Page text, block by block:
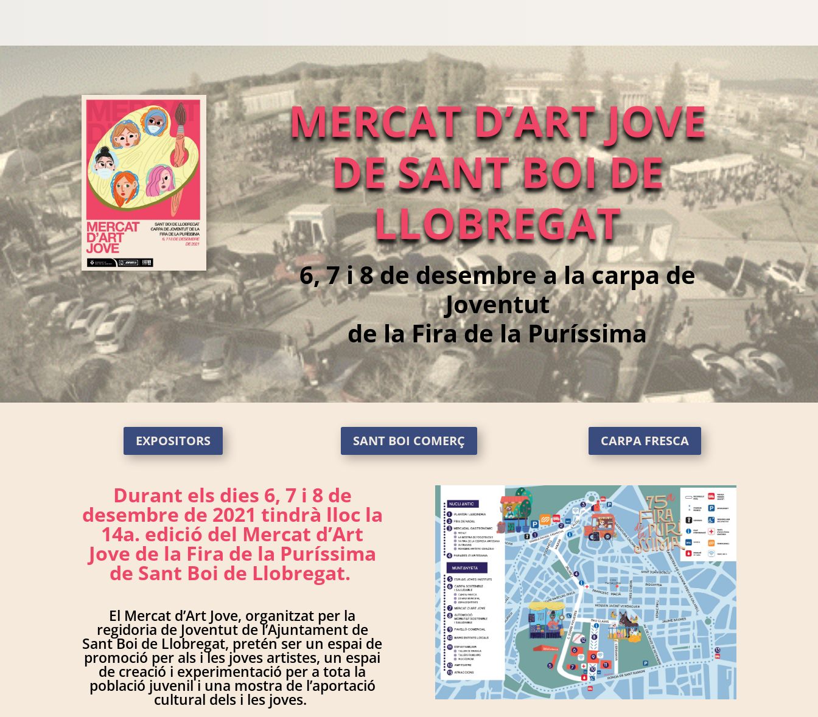
MERCAT D’ART JOVE
DE SANT BOI DE
LLOBREGAT
6, 7 i 8 de desembre a la carpa de
Joventut
de la Fira de la Puríssima
EXPOSITORS SANT BOI COMERÇ CARPA FRESCA
Durant els dies 6, 7 i 8 de
desembre de 2021 tindrà lloc la
14a. edició del Mercat d’Art
Jove de la Fira de la Puríssima
de Sant Boi de Llobregat.
El Mercat d’Art Jove, organitzat per la
regidoria de Joventut de l’Ajuntament de
Sant Boi de Llobregat, pretén ser un espai de
promoció per als i les joves artistes, un espai
de creació i experimentació per a tota la
població juvenil i una mostra de l’aportació
cultural dels i les joves.